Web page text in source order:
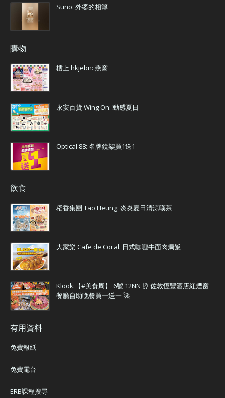
Suno: 外婆的相簿
購物
樓上 hkjebn: 燕窩
永安百貨 Wing On: 動感夏日
Optical 88: 名牌鏡架買1送1
飲食
稻香集團 Tao Heung: 炎炎夏日清涼嘆茶
大家樂 Cafe de Coral: 日式咖喱牛面肉焗飯
Klook:【#美食周】 6號 12NN ⏰ 佐敦恆豐酒店紅煙窗
餐廳自助晚餐買一送一 🚀
有用資料
免費報紙
免費電台
ERB課程搜尋